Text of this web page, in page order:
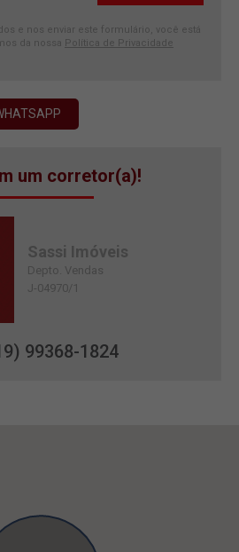
e nos enviar este formulário, você está
da nossa Política de Privacidade
um corretor(a)!
Sassi Imóveis
Depto. Vendas
J-04970/1
99368-1824